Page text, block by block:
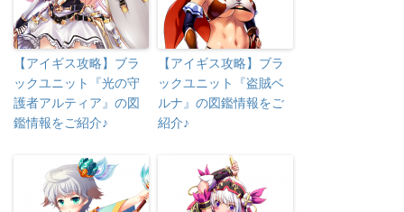
【アイギス攻略】ブラ
ックユニット『光の守
護者アルティア』の図
鑑情報をご紹介♪
【アイギス攻略】ブラ
ックユニット『盗賊ベ
ルナ』の図鑑情報をご
紹介♪